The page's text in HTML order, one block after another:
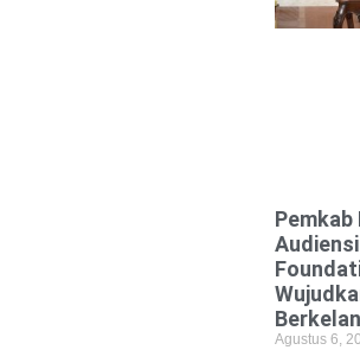
Pemkab
Agustus 6,